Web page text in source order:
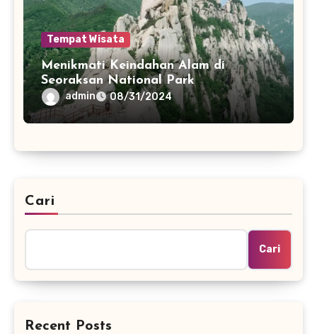
Tempat Wisata
Menikmati Keindahan Alam di
Seoraksan National Park
admin 08/31/2024
Cari
Cari
Recent Posts